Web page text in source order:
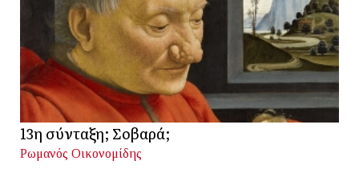
13η σύνταξη; Σοβαρά;
Ρωμανός Οικονομίδης